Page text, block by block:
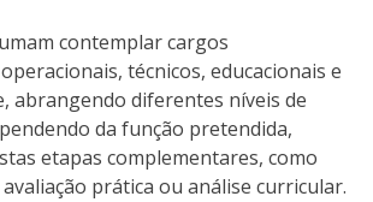
contemplar cargos
técnicos, educacionais e
abrangendo diferentes níveis de
da função pretendida,
etapas complementares, como
avaliação prática ou análise curricular.